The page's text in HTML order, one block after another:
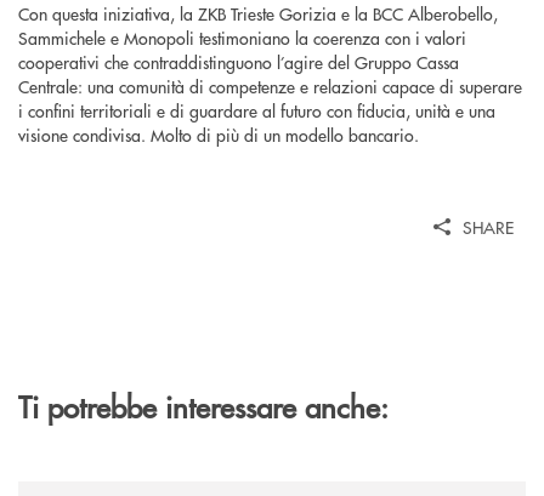
Con questa iniziativa, la ZKB Trieste Gorizia e la BCC Alberobello,
Sammichele e Monopoli testimoniano la coerenza con i valori
cooperativi che contraddistinguono l’agire del Gruppo Cassa
Centrale: una comunità di competenze e relazioni capace di superare
i confini territoriali e di guardare al futuro con fiducia, unità e una
visione condivisa. Molto di più di un modello bancario.
SHARE
Ti potrebbe interessare anche: